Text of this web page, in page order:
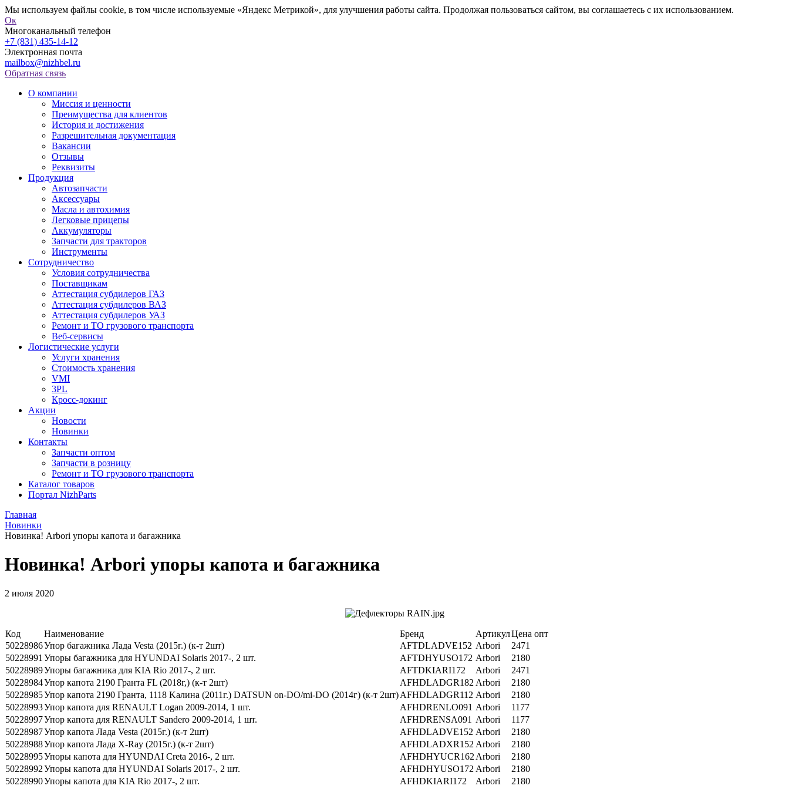
Мы используем файлы cookie, в том числе используемые «Яндекс Метрикой», для улучшения работы сайта. Продолжая пользоваться сайтом, вы соглашаетесь с их использованием.
Ок
Многоканальный телефон
+7 (831) 435-14-12
Электронная почта
mailbox@nizhbel.ru
Обратная связь
О компании
Миссия и ценности
Преимущества для клиентов
История и достижения
Разрешительная документация
Вакансии
Отзывы
Реквизиты
Продукция
Автозапчасти
Аксессуары
Масла и автохимия
Легковые прицепы
Аккумуляторы
Запчасти для тракторов
Инструменты
Сотрудничество
Условия сотрудничества
Поставщикам
Аттестация субдилеров ГАЗ
Аттестация субдилеров ВАЗ
Аттестация субдилеров УАЗ
Ремонт и ТО грузового транспорта
Веб-сервисы
Логистические услуги
Услуги хранения
Стоимость хранения
VMI
3PL
Кросс-докинг
Акции
Новости
Новинки
Контакты
Запчасти оптом
Запчасти в розницу
Ремонт и ТО грузового транспорта
Каталог товаров
Портал NizhParts
Главная
Новинки
Новинка! Arbori упоры капота и багажника
Новинка! Arbori упоры капота и багажника
2 июля 2020
Код Наименование Бренд АртикулЦена опт
50228986Упор багажника Лада Vesta (2015г.) (к-т 2шт) AFTDLADVE152 Arbori
2471
50228991 Упоры багажника для HYUNDAI Solaris 2017-, 2 шт. AFTDHYUSO172 Arbori
2180
50228989Упоры багажника для KIA Rio 2017-, 2 шт. AFTDKIARI172 Arbori
2471
50228984Упор капота 2190 Гранта FL (2018г,) (к-т 2шт) AFHDLADGR182 Arbori
2180
50228985Упор капота 2190 Гранта, 1118 Kалина (2011г.) DATSUN on-DO/mi-DO (2014г) (к-т 2шт)AFHDLADGR112 Arbori
2180
50228993Упор капота для RENAULT Logan 2009-2014, 1 шт. AFHDRENLO091 Arbori
1177
50228997Упор капота для RENAULT Sandero 2009-2014, 1 шт. AFHDRENSA091 Arbori
1177
50228987Упор капота Лада Vesta (2015г.) (к-т 2шт) AFHDLADVE152 Arbori
2180
50228988Упор капота Лада X-Ray (2015г.) (к-т 2шт) AFHDLADXR152 Arbori
2180
50228995Упоры капота для HYUNDAI Creta 2016-, 2 шт. AFHDHYUCR162 Arbori
2180
50228992Упоры капота для HYUNDAI Solaris 2017-, 2 шт. AFHDHYUSO172 Arbori
2180
50228990Упоры капота для KIA Rio 2017-, 2 шт. AFHDKIARI172 Arbori
2180